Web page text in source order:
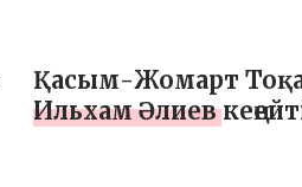
Қасым-Жомарт
Ильхам Әлиев